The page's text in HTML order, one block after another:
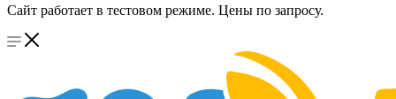
Сайт работает в тестовом режиме. Цены по запросу.